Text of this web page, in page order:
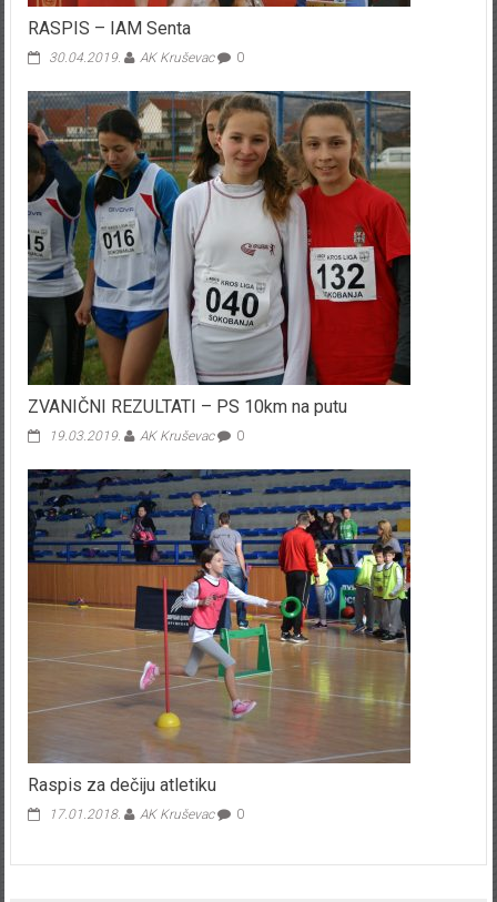
RASPIS – IAM Senta
30.04.2019. AK Kruševac 0
ZVANIČNI REZULTATI – PS 10km na putu
19.03.2019. AK Kruševac 0
Raspis za dečiju atletiku
17.01.2018. AK Kruševac 0